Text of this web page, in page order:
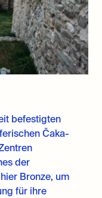
befestigten
Čaka-
der
Bronze, um
für ihre